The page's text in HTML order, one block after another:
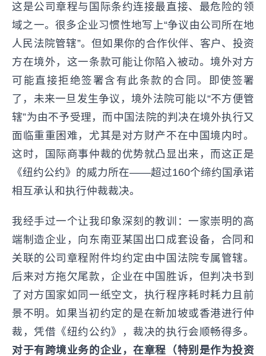
这是公司章程与国际条约连接最直接、最危险的领
域之一。很多企业习惯性地写上“争议由公司所在地
人民法院管辖”。但如果你的合作伙伴、客户、投资
方在境外，这一条款可能让你陷入被动。境外对方
可能直接拒绝签署含有此条款的合同。即使签署
了，未来一旦发生争议，境外法院可能以“不方便管
辖”为由不予受理，而中国法院的判决在境外执行又
面临重重困难，尤其是对方财产不在中国境内时。
这时，国际商事仲裁的优势就凸显出来，而这正是
《纽约公约》的威力所在——超过160个缔约国承诺
相互承认和执行仲裁裁决。
我经手过一个让我印象深刻的教训：一家崇明的高
端制造企业，向东南亚某国出口成套设备，合同和
关联的公司章程附件均约定由中国法院专属管辖。
后来对方拖欠尾款，企业在中国胜诉，但判决书到
了对方国家如同一纸空文，执行程序耗时耗力且前
景不明。如果当初约定的是在新加坡或香港进行仲
裁，凭借《纽约公约》，裁决的执行会顺畅得多。
对于有跨境业务的企业，在章程（特别是作为投资